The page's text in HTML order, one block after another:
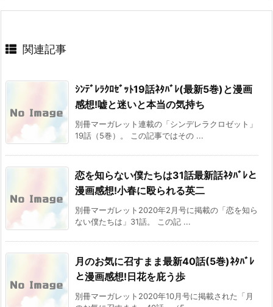
関連記事
ｼﾝﾃﾞﾚﾗｸﾛｾﾞｯﾄ19話ﾈﾀﾊﾞﾚ(最新5巻)と漫画
感想!嘘と迷いと本当の気持ち
別冊マーガレット連載の「シンデレラクロゼット」
19話（5巻）。 この記事ではその ...
恋を知らない僕たちは31話最新話ﾈﾀﾊﾞﾚと
漫画感想!小春に殴られる英二
別冊マーガレット2020年2月号に掲載の「恋を知ら
ない僕たちは」31話。 この記 ...
月のお気に召すまま最新40話(5巻)ﾈﾀﾊﾞﾚ
と漫画感想!日花を庇う歩
別冊マーガレット2020年10月号に掲載された「月